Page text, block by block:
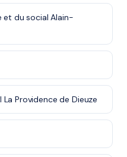
et du social Alain-
Providence de Dieuze